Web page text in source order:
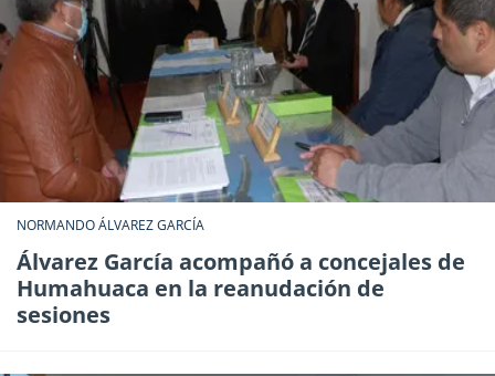
NORMANDO ÁLVAREZ GARCÍA
Álvarez García acompañó a concejales de
Humahuaca en la reanudación de
sesiones